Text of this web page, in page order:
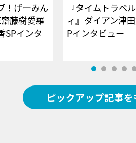
！げーみん
藤樹愛羅
SPインタ
『タイムトラベ
ィ』ダイアン津
Pインタビ
ピックアップ記事